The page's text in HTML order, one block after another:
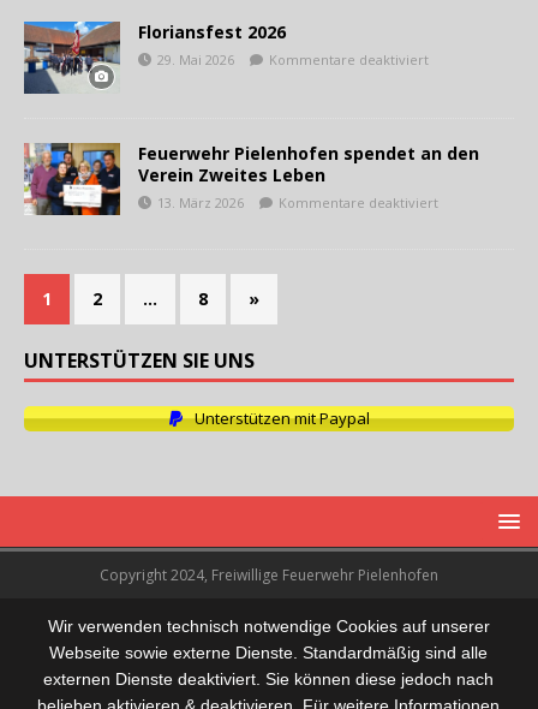
Floriansfest 2026
29. Mai 2026 Kommentare deaktiviert
Feuerwehr Pielenhofen spendet an den
Verein Zweites Leben
13. März 2026 Kommentare deaktiviert
1 2 … 8 »
UNTERSTÜTZEN SIE UNS
Unterstützen mit Paypal
Copyright 2024, Freiwillige Feuerwehr Pielenhofen
Wir verwenden technisch notwendige Cookies auf unserer
Webseite sowie externe Dienste. Standardmäßig sind alle
externen Dienste deaktiviert. Sie können diese jedoch nach
belieben aktivieren & deaktivieren. Für weitere Informationen